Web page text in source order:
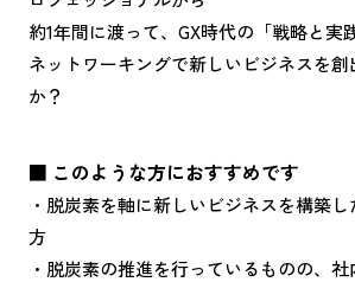
約1年間に渡って、GX時代の「戦略と実
ネットワーキングで新しいビジネスを
か？
■ このような方におすすめです
・脱炭素を軸に新しいビジネスを構築
方
・脱炭素の推進を行っているものの、